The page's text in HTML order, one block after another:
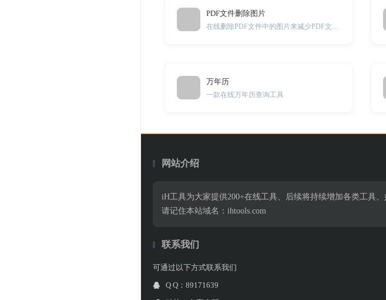
PDF文件删除图片
万年历
一款在线万年历查询工具
网站介绍
iH工具为大家提供200+在线工具、后续将持续增加各类工具
请记住本站域名：ihtools.com
联系我们
可通过以下方式联系我们
Q Q：89171639